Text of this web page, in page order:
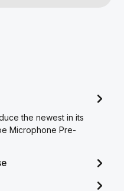
the newest in its
Microphone Pre-